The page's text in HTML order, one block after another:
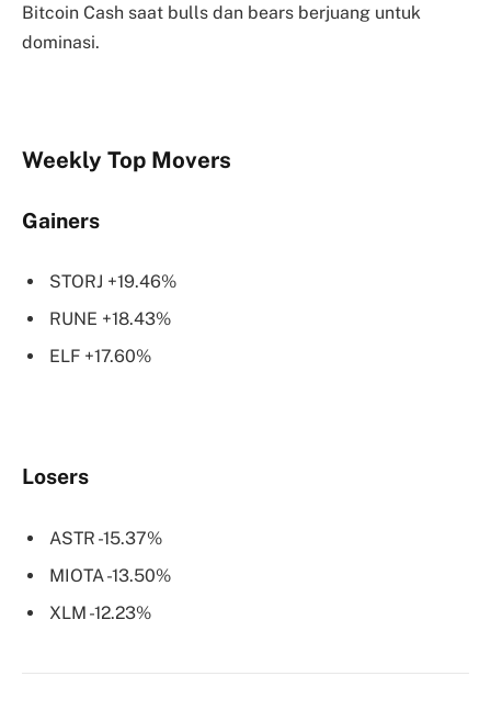
Bitcoin Cash saat bulls dan bears berjuang untuk
dominasi.
Weekly Top Movers
Gainers
STORJ +19.46%
RUNE +18.43%
ELF +17.60%
Losers
ASTR -15.37%
MIOTA -13.50%
XLM -12.23%